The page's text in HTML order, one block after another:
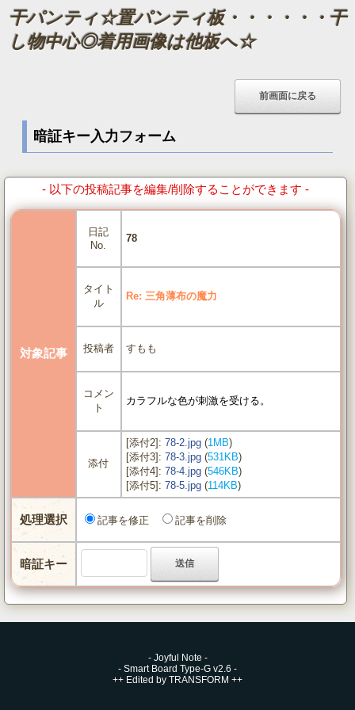
干パンティ☆置パンティ板・・・・・・干
し物中心◎着用画像は他板へ☆
暗証キー入力フォーム
- 以下の投稿記事を編集/削除することができます -
対象記事
日記
No.
78
タイト
ル
Re: 三角薄布の魔力
投稿者 すもも
コメン
ト
カラフルな色が刺激を受ける。
添付
[添付2]: 78-2.jpg(1MB)
[添付3]: 78-3.jpg(531KB)
[添付4]: 78-4.jpg(546KB)
[添付5]: 78-5.jpg(114KB)
処理選択 記事を修正 記事を削除
暗証キー
- Joyful Note -
- Smart Board Type-G v2.6 -
++ Edited by TRANSFORM ++